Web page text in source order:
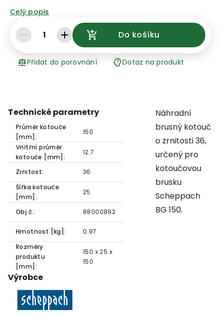
Celý popis
1 Do košíku
Přidat do porovnání Dotaz na produkt
Technické parametry
Průměr kotouče
[mm]:
150
Vnitřní průměr
kotouče [mm]:
12.7
Zrnitost:
36
Šířka kotouče
[mm]:
25
Obj.č.: 88000892
Hmotnost [kg]:
0.97
Rozměry
produktu
[mm]:
150 x 25 x
150
Výrobce
Náhradní
brusný kotouč
o zrnitosti 36,
určený pro
kotoučovou
brusku
Scheppach
BG 150.